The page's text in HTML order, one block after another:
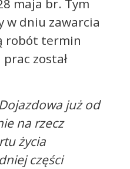
maja br. Tym
w dniu zawarcia
robót termin
został
już od
na rzecz
życia
części